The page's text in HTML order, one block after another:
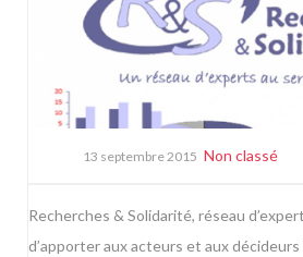
13 septembre 2015 Non classé
Recherches & Solidarité, réseau
d’apporter aux acteurs et aux